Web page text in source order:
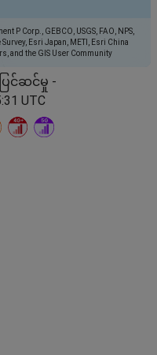
P Corp., GEBCO, USGS, FAO, NPS,
Esri Japan, METI, Esri China
and the GIS User Community
င်ဆင်မှု -
UTC